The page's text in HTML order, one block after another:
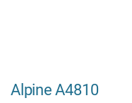
Alpine A4810